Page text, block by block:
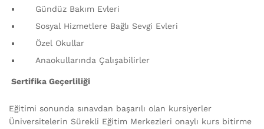
Gündüz Bakım Evleri
Sosyal Hizmetlere Bağlı Sevgi Evleri
Özel Okullar
Anaokullarında Çalışabilirler
Sertifika Geçerliliği
Eğitimi sonunda sınavdan başarılı olan kursiyerler
Üniversitelerin Sürekli Eğitim Merkezleri onaylı kurs bitirme